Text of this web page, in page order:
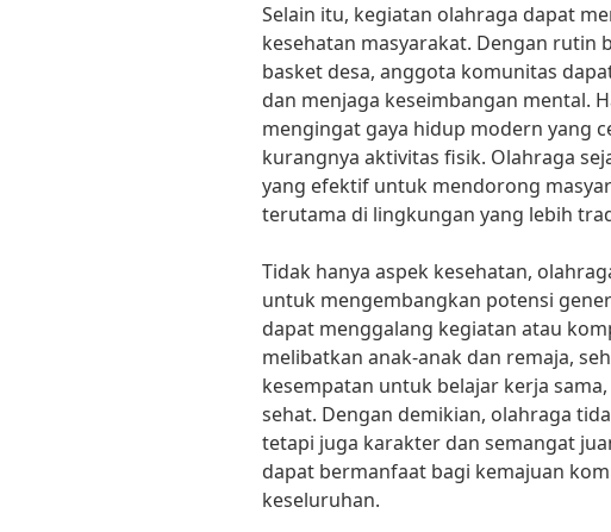
Selain itu, kegiatan olahraga dapat
kesehatan masyarakat. Dengan rutin
basket desa, anggota komunitas
dan menjaga keseimbangan mental.
mengingat gaya hidup modern yang
kurangnya aktivitas fisik. Olahraga
yang efektif untuk mendorong
terutama di lingkungan yang lebih
Tidak hanya aspek kesehatan,
untuk mengembangkan potensi
dapat menggalang kegiatan atau
melibatkan anak-anak dan remaja,
kesempatan untuk belajar kerja
sehat. Dengan demikian, olahraga
tetapi juga karakter dan semangat
dapat bermanfaat bagi kemajuan
keseluruhan.